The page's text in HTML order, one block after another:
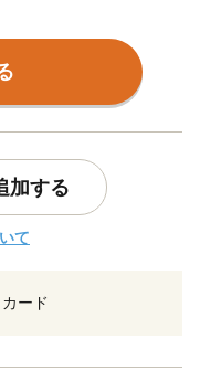
加する
て
ード